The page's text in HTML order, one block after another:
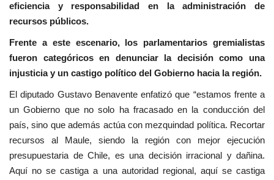
eficiencia y responsabilidad en la administración de
recursos públicos.
Frente a este escenario, los parlamentarios gremialistas
fueron categóricos en denunciar la decisión como una
injusticia y un castigo político del Gobierno hacia la región.
El diputado Gustavo Benavente enfatizó que “estamos frente a
un Gobierno que no solo ha fracasado en la conducción del
país, sino que además actúa con mezquindad política. Recortar
recursos al Maule, siendo la región con mejor ejecución
presupuestaria de Chile, es una decisión irracional y dañina.
Aquí no se castiga a una autoridad regional, aquí se castiga